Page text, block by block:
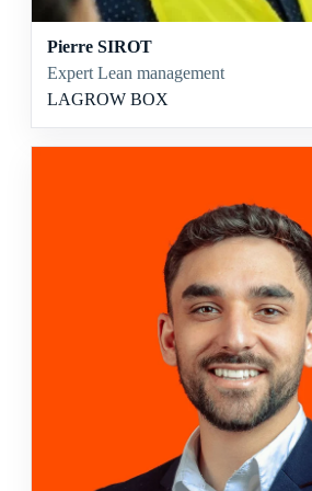
Pierre SIROT
Expert Lean management
LAGROW BOX